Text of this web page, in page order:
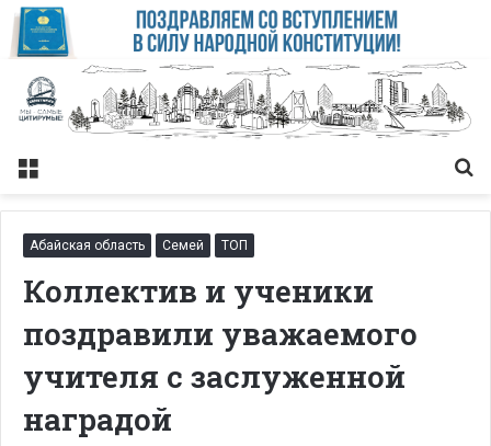
Меню
Абайская область Семей ТОП
Коллектив и ученики
поздравили уважаемого
учителя с заслуженной
наградой